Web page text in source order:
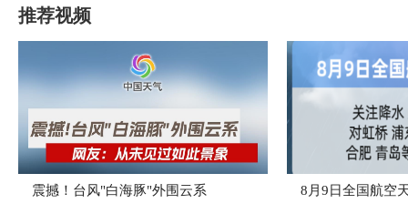
推荐视频
震撼！台风"白海豚"外围云系 8月9日全国航空